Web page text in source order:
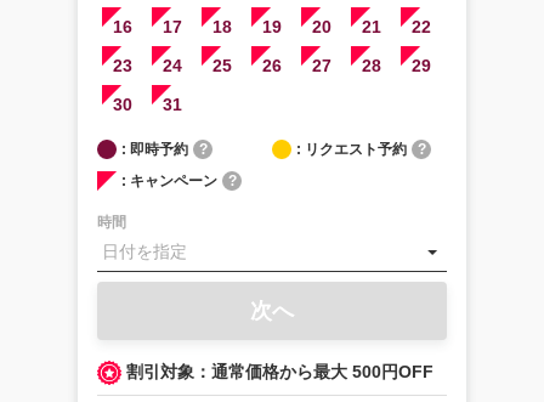
16
17 18 19 20 21
22
23
24 25 26 27 28
29
30
31
: 即時予約 ? : リクエスト予約
?
: キャンペーン
?
時間
次へ
割引対象：通常価格から最大 500円OFF